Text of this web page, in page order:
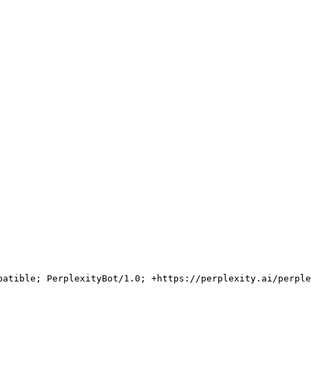
PerplexityBot/1.0; +https://perplexity.ai/